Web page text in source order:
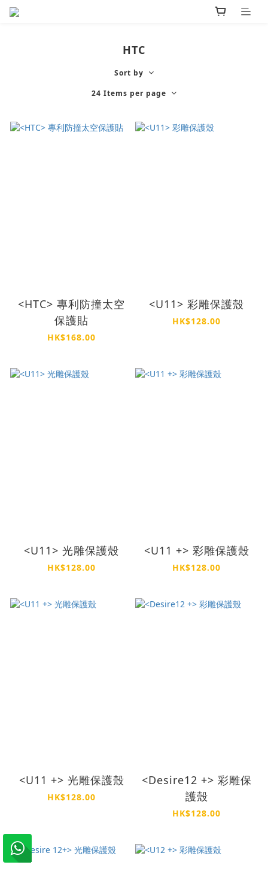
HTC
Sort by
24 Items per page
<HTC> 專利防撞太空
保護貼
HK$168.00
<U11> 彩雕保護殼
HK$128.00
<U11> 光雕保護殼
HK$128.00
<U11 +> 彩雕保護殼
HK$128.00
<U11 +> 光雕保護殼
HK$128.00
<Desire12 +> 彩雕保
護殼
HK$128.00